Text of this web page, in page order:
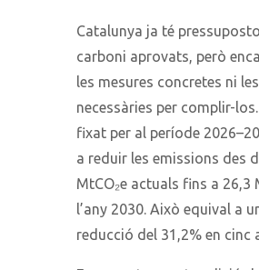
Catalunya ja té
carboni aprovats, però
les mesures concretes ni
necessàries per complir-los.
fixat per al període
a reduir les emissions des
MtCO₂e actuals fins a 26,3
l’any 2030. Això equival a
reducció del 31,2% en cinc